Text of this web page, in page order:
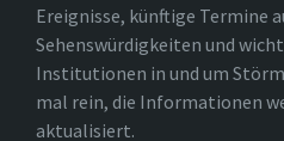
Ereignisse, künftige Termine
Sehenswürdigkeiten und
Institutionen in und um
mal rein, die Informationen
aktualisiert.